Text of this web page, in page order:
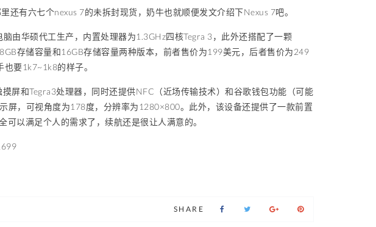
还有六七个nexus 7的未拆封现货，奶牛也就顺便发文介绍下Nexus 7吧。
由华硕代工生产，内置处理器为1.3GHz四核Tegra 3，此外还搭配了一颗
存储容量和16GB存储容量两种版本，前者售价为199美元，后者售价为249
要1k7~1k8的样子。
屏和Tegra3处理器，同时还提供NFC（近场传输技术）和谷歌钱包功能（可能
屏，可视角度为178度，分辨率为1280×800。此外，该设备还提供了一款前置
以满足个人的需求了，续航还是很让人满意的。
SHARE